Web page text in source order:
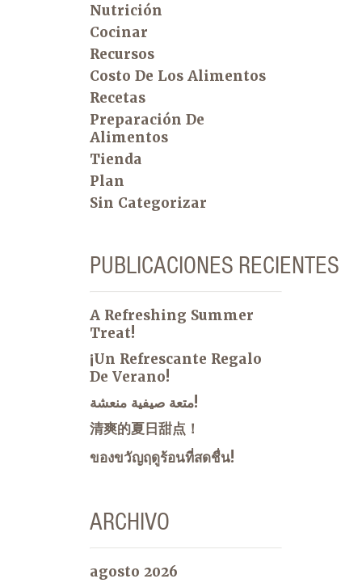
Nutrición
Cocinar
Recursos
Costo De Los Alimentos
Recetas
Preparación De
Alimentos
Tienda
Plan
Sin Categorizar
PUBLICACIONES RECIENTES
A Refreshing Summer
Treat!
¡Un Refrescante Regalo
De Verano!
متعة صيفية منعشة!
清爽的夏日甜点！
ของขวัญฤดูร้อนที่สดชื่น!
ARCHIVO
agosto 2026